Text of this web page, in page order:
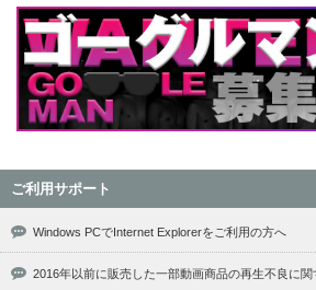
ご利用サポート
Windows PCでInternet Explorerをご利用の方へ
2016年以前に販売した一部動画商品の再生不良に